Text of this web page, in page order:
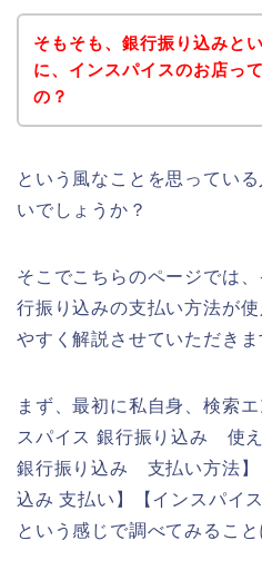
そもそも、銀行振り込みと
に、インスパイスのお店っ
の？
という風なことを思ってい
いでしょうか？
そこでこちらのページでは
行振り込みの支払い方法が
やすく解説させていただきま
まず、最初に私自身、検索
スパイス 銀行振り込み 使
銀行振り込み 支払い方法】
込み 支払い】【インスパイ
という感じで調べてみること